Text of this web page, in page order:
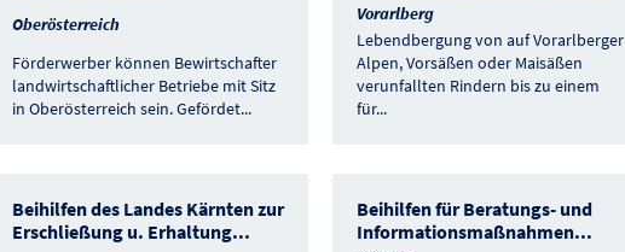
Oberösterreich
Förderwerber können Bewirtschafter
landwirtschaftlicher Betriebe mit Sitz
in Oberösterreich sein. Gefördet...
Vorarlberg
Lebendbergung von auf Vorarlberger
Alpen, Vorsäßen oder Maisäßen
verunfallten Rindern bis zu einem
für...
Beihilfen des Landes Kärnten zur
Erschließung u. Erhaltung...
Beihilfen für Beratungs- und
Informationsmaßnahmen...